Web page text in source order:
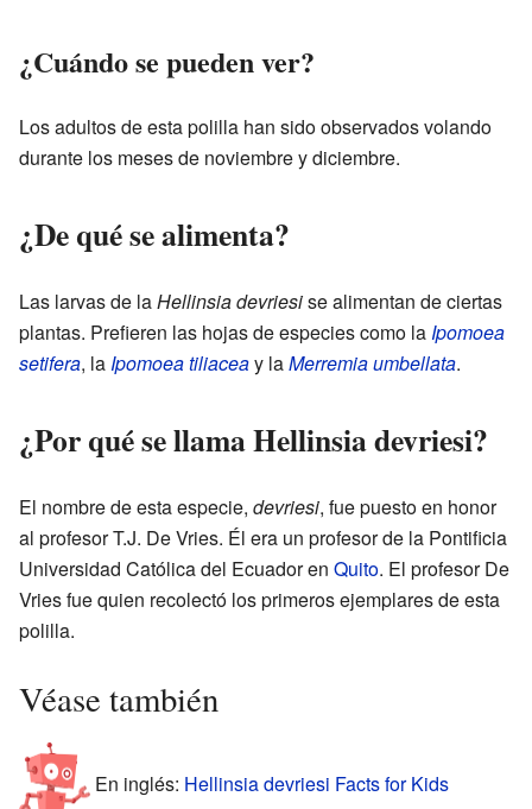
¿Cuándo se pueden ver?
Los adultos de esta polilla han sido observados volando
durante los meses de noviembre y diciembre.
¿De qué se alimenta?
Las larvas de laHellinsia devriesise alimentan de ciertas
plantas. Prefieren las hojas de especies como laIpomoea
setifera, laIpomoea tiliaceay laMerremia umbellata.
¿Por qué se llama Hellinsia devriesi?
El nombre de esta especie, devriesi, fue puesto en honor
al profesor T.J. De Vries. Él era un profesor de la Pontificia
Universidad Católica del Ecuador en Quito. El profesor De
Vries fue quien recolectó los primeros ejemplares de esta
polilla.
Véase también
En inglés: Hellinsia devriesi Facts for Kids